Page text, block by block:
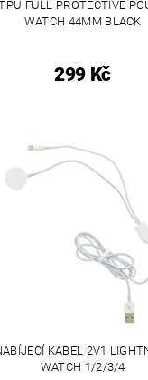
FULL PROTECTIVE
WATCH 44MM BLACK
299 Kč
KABEL 2V1
WATCH 1/2/3/4